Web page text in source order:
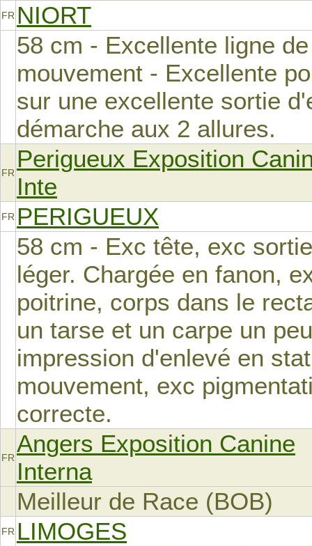
FR NIORT
58 cm - Excellente ligne
mouvement - Excellente
sur une excellente sortie
démarche aux 2 allures.
FR
Perigueux Exposition
Inte
FR PERIGUEUX
58 cm - Exc tête, exc
léger. Chargée en fanon,
poitrine, corps dans le
un tarse et un carpe un
impression d'enlevé en
mouvement, exc
correcte.
FR
Angers Exposition Canine
Interna
Meilleur de Race (BOB)
FR LIMOGES